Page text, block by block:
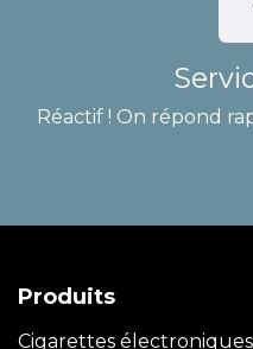
Réactif ! On répond
Produits
Cigarettes électroniques